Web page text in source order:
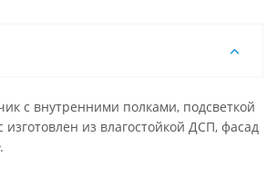
с внутренними полками, подсветкой
изготовлен из влагостойкой ДСП, фасад